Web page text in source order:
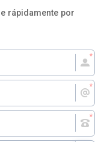
rápidamente por